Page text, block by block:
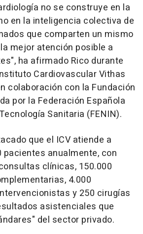
no se construye en la
en la inteligencia colectiva de
que comparten un mismo
mejor atención posible a
ha afirmado Rico durante
Cardiovascular Vithas
colaboración con la Fundación
por la Federación Española
Sanitaria (FENIN).
que el ICV atiende a
pacientes anualmente, con
clínicas, 150.000
4.000
y 250 cirugías
asistenciales que
del sector privado.